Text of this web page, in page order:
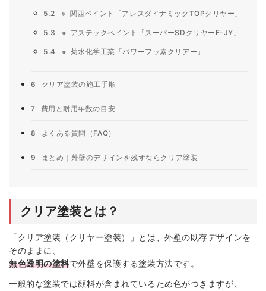
5.2 🔸 関西ペイント「アレスダイナミックTOPクリヤー」
5.3 🔸 アステックペイント「スーパーSDクリヤーF-JY」
5.4 🔸 菊水化学工業「パワーフッ素クリアー」
6 クリア塗装の施工手順
7 費用と耐用年数の目安
8 よくある質問（FAQ）
9 まとめ｜外壁のデザインを残すならクリア塗装
クリア塗装とは？
「クリア塗装（クリヤー塗装）」とは、外壁の既存デザインを
そのままに、
無色透明の塗料で外壁を保護する塗装方法です。
一般的な塗装では顔料が含まれているため色がつきますが、